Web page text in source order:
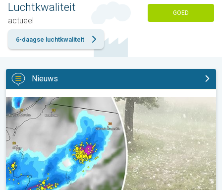
Luchtkwaliteit
actueel
GOED
6-daagse luchtkwaliteit
Nieuws
Hagel als tennisballen in Polen. Zwaar onweer treft steden. . .